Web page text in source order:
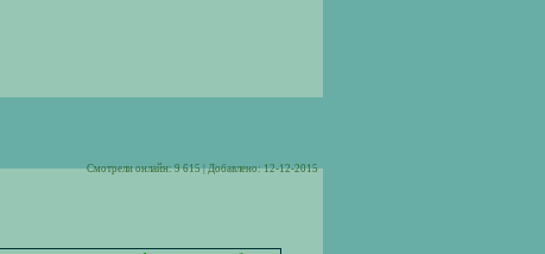
Cмотрели онлайн: 9 615 | Добавлено: 12-12-2015